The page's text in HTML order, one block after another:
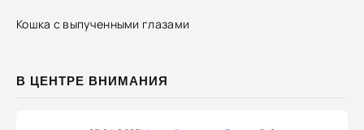
Кошка с выпученными глазами
В ЦЕНТРЕ ВНИМАНИЯ